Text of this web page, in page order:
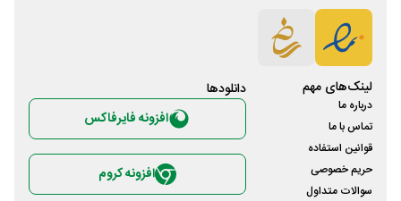
لینک‌های مهم
درباره ما
تماس با ما
قوانین استفاده
حریم خصوصی
سوالات متداول
دانلود‌ها
افزونه فایرفاکس
افزونه کروم